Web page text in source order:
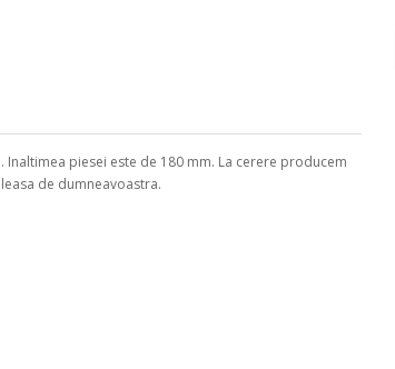
piesei este de 180 mm. La cerere producem
de dumneavoastra.